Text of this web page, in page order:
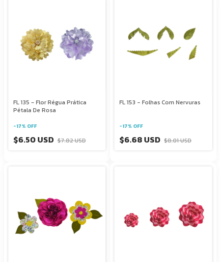
FL 135 - Flor Régua Prática
Pétala De Rosa
-17% OFF
$6.50 USD $7.82 USD
FL 153 - Folhas Com Nervuras
-17% OFF
$6.68 USD $8.01 USD